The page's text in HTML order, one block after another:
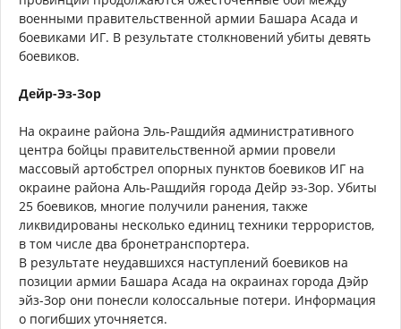
военными правительственной армии Башара Асада и
боевиками ИГ. В результате столкновений убиты девять
боевиков.
Дейр-Эз-Зор
На окраине района Эль-Рашдийя административного
центра бойцы правительственной армии провели
массовый артобстрел опорных пунктов боевиков ИГ на
окраине района Аль-Рашдийя города Дейр эз-Зор. Убиты
25 боевиков, многие получили ранения, также
ликвидированы несколько единиц техники террористов,
в том числе два бронетранспортера.
В результате неудавшихся наступлений боевиков на
позиции армии Башара Асада на окраинах города Дэйр
эйз-Зор они понесли колоссальные потери. Информация
о погибших уточняется.